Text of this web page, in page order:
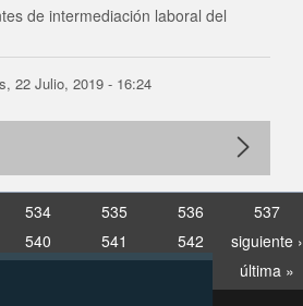
de intermediación laboral del
22 Julio, 2019 - 16:24
534 535 536
537
540 541 542
siguiente ›
última »